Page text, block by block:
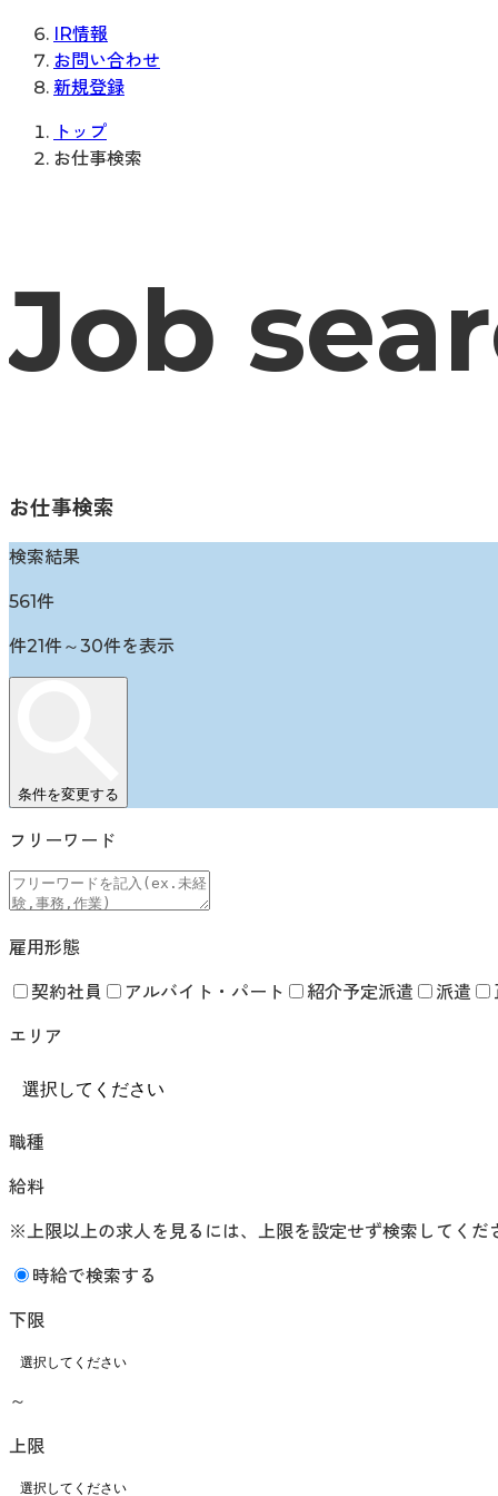
IR情報
お問い合わせ
新規登録
トップ
お仕事検索
Job
お仕事検索
検索結果
561件
件21件～30件を表示
条件を変更する
フリーワード
雇用形態
契約社員 アルバイト・パート 紹介予定派遣 派遣
エリア
職種
給料
※上限以上の求人を見るには、上限を設定せず検索してくだ
時給で検索する
下限
～
上限